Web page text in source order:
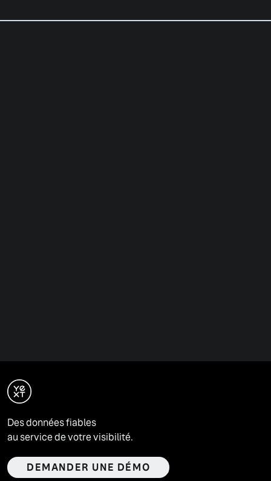
Des données fiables
au service de votre visibilité.
DEMANDER UNE DÉMO